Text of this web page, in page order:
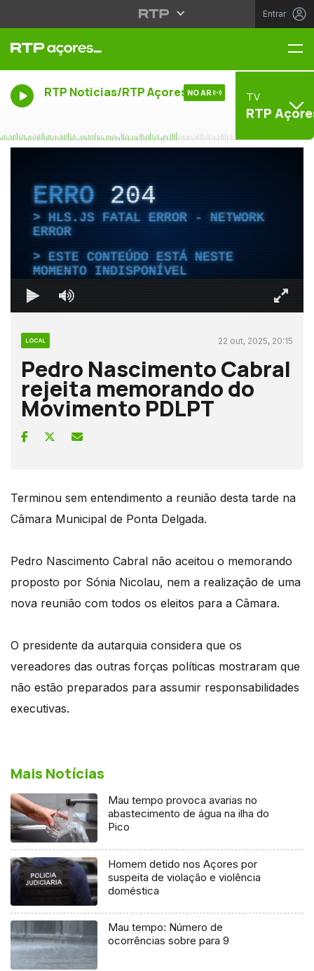
Entrar
RTP Noticias/RTP Açores NO AR TV
RTP
ERRO204
HLS.JS FATAL ERROR - NETWORK
ERROR
ESTE CONTEÚDO ESTÁ NESTE
MOMENTO INDISPONÍVEL
LOCAL 22 out, 2025, 20:15
Pedro Nascimento Cabral
rejeita memorando do
Movimento PDLPT
Terminou sem entendimento a reunião desta tarde na
Câmara Municipal de Ponta Delgada.
Pedro Nascimento Cabral não aceitou o memorando
proposto por Sónia Nicolau, nem a realização de uma
nova reunião com todos os eleitos para a Câmara.
O presidente da autarquia considera que os
vereadores das outras forças políticas mostraram que
não estão preparados para assumir responsabilidades
executivas.
Mais Notícias
Mau tempo provoca avarias no
abastecimento de água na ilha do
Pico
Homem detido nos Açores por
suspeita de violação e violência
doméstica
Mau tempo: Número de
ocorrências sobre para 9